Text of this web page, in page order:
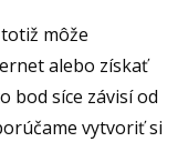
môže
alebo získať
bod síce závisí od
vytvoriť si